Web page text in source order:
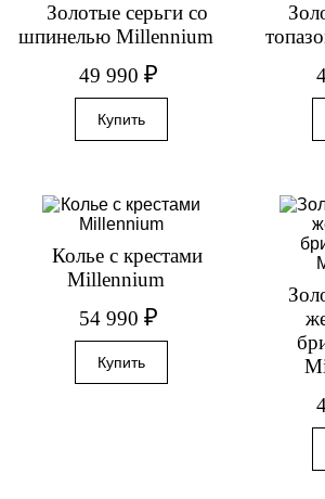
Золотые серьги со
шпинелью Millennium
49 990₽
Колье с крестами
Millennium
54 990₽